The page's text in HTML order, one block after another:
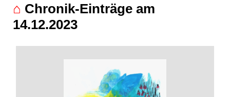
⌂ Chronik-Einträge am
14.12.2023